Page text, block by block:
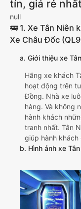
tín, giá rẻ
null
🚌 1. Xe Tân Niên
Xe Châu Đốc
a. Giới thiệu xe
Hãng xe khách
hoạt động trên
Đồng. Nhà xe
hàng. Và không
hành khách
tranh nhất. Tân
giúp hành khách
b. Hình ảnh xe